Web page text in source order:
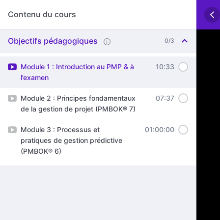
Contenu du cours
Objectifs pédagogiques 0/3
Module 1 : Introduction au PMP & à
l’examen
10:33
Module 2 : Principes fondamentaux
de la gestion de projet (PMBOK® 7)
07:37
Module 3 : Processus et
pratiques de gestion prédictive
(PMBOK® 6)
01:00:00